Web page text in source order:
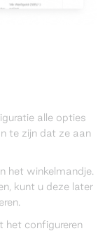
alle opties
te zijn dat ze aan
het winkelmandje.
kunt u deze later
het configureren